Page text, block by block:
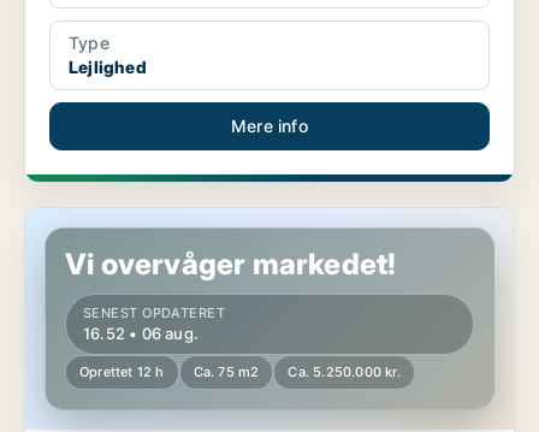
Type
Lejlighed
Mere info
Lejlighed i Middelfart
Vi overvåger markedet!
SENEST OPDATERET
16.52 • 06 aug.
Oprettet 12 h Ca. 75 m2 Ca. 5.250.000 kr.